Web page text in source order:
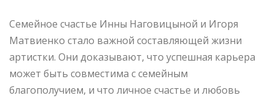
Семейное счастье Инны Наговицыной и Игоря
Матвиенко стало важной составляющей жизни
артистки. Они доказывают, что успешная карьера
может быть совместима с семейным
благополучием, и что личное счастье и любовь